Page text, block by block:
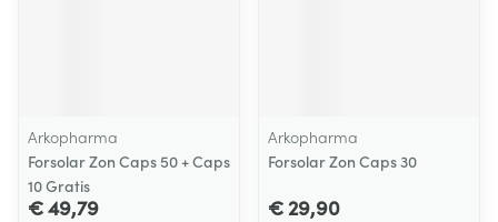
Arkopharma
Forsolar Zon Caps 50 + Caps
10 Gratis
€ 49,79
Arkopharma
Forsolar Zon Caps 30
€ 29,90